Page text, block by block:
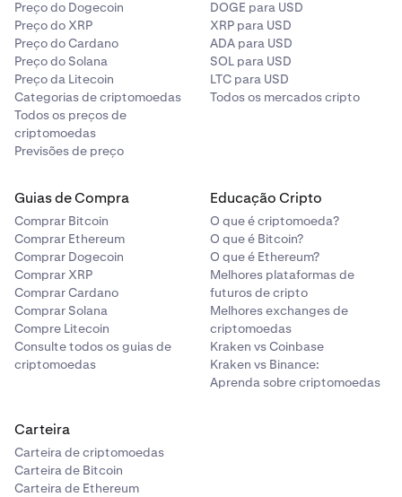
Preço do Dogecoin
Preço do XRP
Preço do Cardano
Preço do Solana
Preço da Litecoin
Categorias de criptomoedas
Todos os preços de
criptomoedas
Previsões de preço
DOGE para USD
XRP para USD
ADA para USD
SOL para USD
LTC para USD
Todos os mercados cripto
Guias de Compra
Comprar Bitcoin
Comprar Ethereum
Comprar Dogecoin
Comprar XRP
Comprar Cardano
Comprar Solana
Compre Litecoin
Consulte todos os guias de
criptomoedas
Educação Cripto
O que é criptomoeda?
O que é Bitcoin?
O que é Ethereum?
Melhores plataformas de
futuros de cripto
Melhores exchanges de
criptomoedas
Kraken vs Coinbase
Kraken vs Binance:
Aprenda sobre criptomoedas
Carteira
Carteira de criptomoedas
Carteira de Bitcoin
Carteira de Ethereum